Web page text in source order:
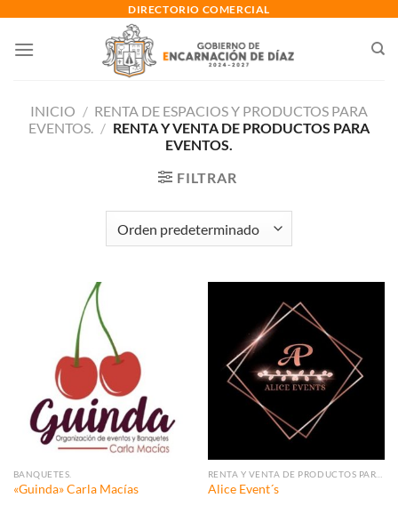
contenido
DIRECTORIO COMERCIAL
INICIO / RENTA DE ESPACIOS Y PRODUCTOS PARA
EVENTOS. / RENTA Y VENTA DE PRODUCTOS PARA
EVENTOS.
FILTRAR
BANQUETES.
«Guinda» Carla Macías Alice Event´s